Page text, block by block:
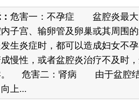
危害一：不孕症 盆腔炎最大
子宫、输卵管及卵巢或其周围
生炎症时，都可以造成妇女不
慢性，或者盆腔炎治疗不及时
。 危害二：肾病 由于盆腔结
上...